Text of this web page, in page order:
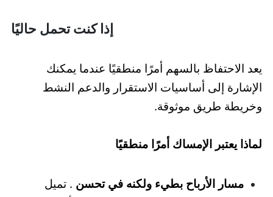
إذا كنت تحمل حاليًا
يعد الاحتفاظ بالسهم أمرًا منطقيًا عندما يمكنك
الإشارة إلى أساسيات الاستقرار والدعم النشط
وخريطة طريق موثوقة.
لماذا يعتبر الإمساك أمرًا منطقيًا
مسار الأرباح بطيء ولكنه في تحسن . تميل